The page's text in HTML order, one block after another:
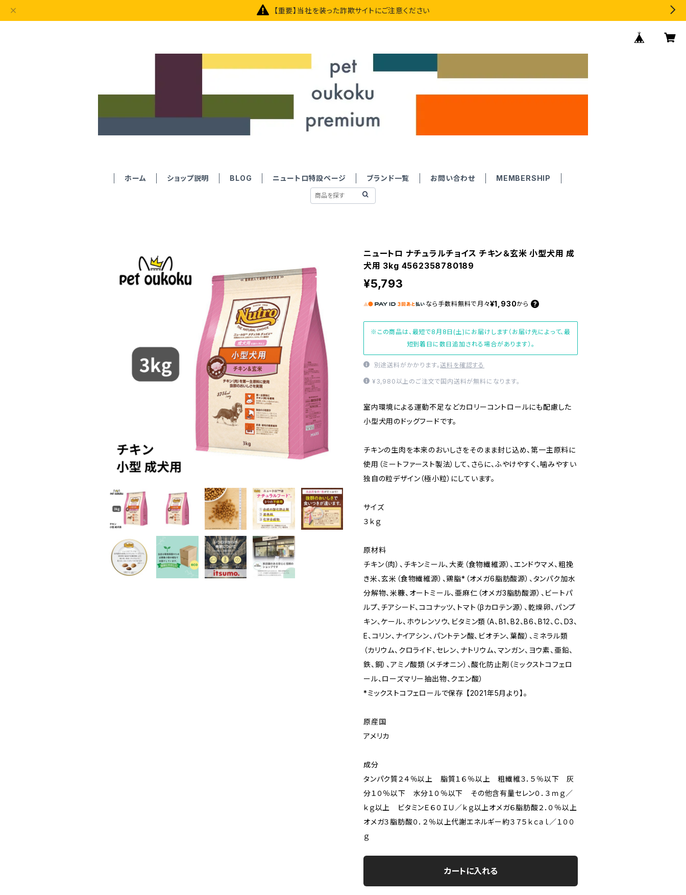
【重要】当社を装った詐欺サイトにご注意ください
ホーム ショップ説明 BLOG ニュートロ特設ページ ブランド一覧 お問い合わせ MEMBERSHIP
ニュートロ ナチュラルチョイス チキン＆玄米 小型犬用 成
犬用 3kg 4562358780189
¥5,793
なら 手数料無料で 月々¥1,930から
※この商品は、最短で8月8日(土)にお届けします（お届け先によって、最
短到着日に数日追加される場合があります）。
別途送料がかかります。送料を確認する
¥3,980以上のご注文で国内送料が無料になります。
室内環境による運動不足などカロリーコントロールにも配慮した
小型犬用のドッグフードです。
チキンの生肉を本来のおいしさをそのまま封じ込め、第一主原料に
使用（ミートファースト製法）して、さらに、ふやけやすく、噛みやすい
独自の粒デザイン（極小粒）にしています。
サイズ
３ｋｇ
原材料
チキン（肉）、チキンミール、大麦（食物繊維源）、エンドウマメ、粗挽
き米、玄米（食物繊維源）、鶏脂*（オメガ6脂肪酸源）、タンパク加水
分解物、米糠、オートミール、亜麻仁（オメガ3脂肪酸源）、ビートパ
ルプ、チアシード、ココナッツ、トマト（βカロテン源）、乾燥卵、パンプ
キン、ケール、ホウレンソウ、ビタミン類（A、B1、B2、B6、B12、C、D3、
E、コリン、ナイアシン、パントテン酸、ビオチン、葉酸）、ミネラル類
（カリウム、クロライド、セレン、ナトリウム、マンガン、ヨウ素、亜鉛、
鉄、銅）、アミノ酸類（メチオニン）、酸化防止剤（ミックストコフェロ
ール、ローズマリー抽出物、クエン酸）
*ミックストコフェロールで保存 【2021年5月より】。
原産国
アメリカ
成分
タンパク質２４％以上 脂質１６％以上 粗繊維３．５％以下 灰
分１０％以下 水分１０％以下 その他含有量セレン０．３ｍｇ／
ｋｇ以上 ビタミンＥ６０ＩＵ／ｋｇ以上オメガ６脂肪酸２．０％以上
オメガ３脂肪酸０．２％以上代謝エネルギー約３７５ｋｃａｌ／１００
ｇ
カートに入れる